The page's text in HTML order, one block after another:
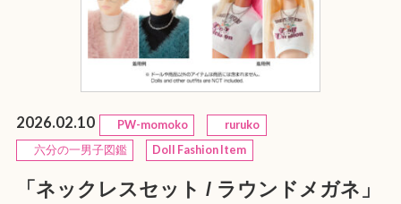
2026.02.10 PW-momoko
ruruko
六分の一男子図鑑
Doll Fashion Item
「ネックレスセット / ラウンドメガネ」